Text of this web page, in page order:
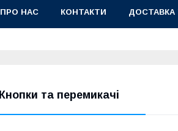
ПРО НАС КОНТАКТИ ДОСТАВКА
Кнопки та перемикачі